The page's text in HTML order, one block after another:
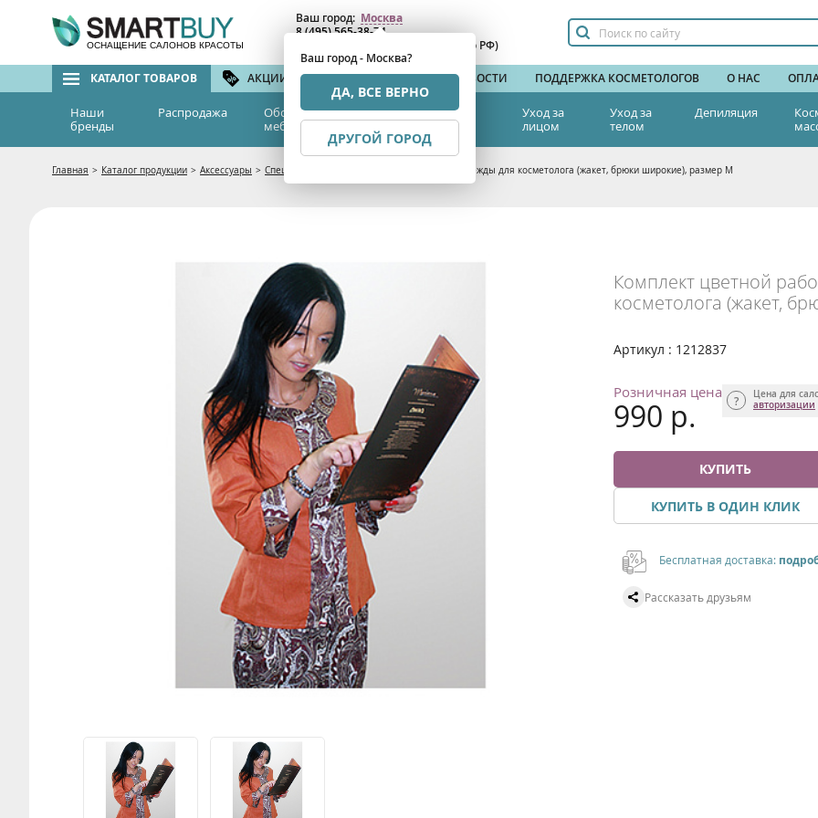
ОСНАЩЕНИЕ САЛОНОВ КРАСОТЫ
Ваш город: Москва
Ваш город - Москва?
ДА, ВСЕ ВЕРНО
ДРУГОЙ ГОРОД
8 (495) 565-38-74
(бесплатный по РФ)
КАТАЛОГ ТОВАРОВ АКЦИИ И СКИДКИ БРЕНДЫ НОВОСТИ ПОДДЕРЖКА КОСМЕТОЛОГОВ О НАС
Наши
бренды
Распродажа
Оборудование и
мебель
Эстетическая
медицина
Уход за
лицом
Уход за
телом
Депиляция
Главная > Каталог продукции > Аксессуары > Спецодежда Комплект цветной рабочей одежды для косметолога (жакет, брюки широкие), размер M
Комплект цветной
косметолога (жакет,
Артикул : 1212837
Розничная цена
990 р.
Цена для
авторизации
КУПИТЬ
КУПИТЬ В ОДИН КЛИК
Бесплатная доставка:
Рассказать друзьям